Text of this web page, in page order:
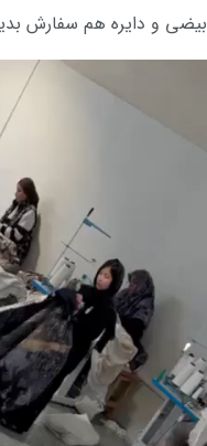
بیضی و دایره هم سفارش